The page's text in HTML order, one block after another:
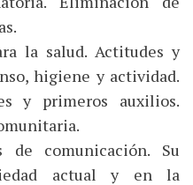
la salud. Actitudes y
higiene y actividad.
y primeros auxilios.
de comunicación. Su
actual y en la